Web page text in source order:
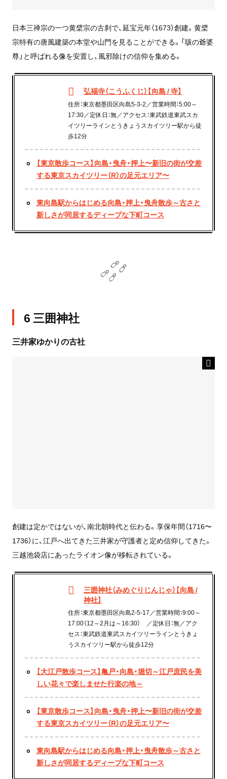
日本三禅宗の一つ黄檗宗の古刹で、延宝元年（1673）創建。黄檗
宗特有の唐風建築の本堂や山門を見ることができる。「咳の爺婆
尊」と呼ばれる像を安置し、風邪除けの信仰を集める。
弘福寺（こうふくじ）【向島 / 寺】
住所：東京都墨田区向島5-3-2／営業時間：5:00～
17:30／定休日：無／アクセス：東武鉄道東武スカ
イツリーラインとうきょうスカイツリー駅から徒
歩12分
【東京散歩コース】向島・曳舟・押上〜新旧の街が交差
する東京スカイツリー（R）の足元エリア〜
東向島駅からはじめる向島・押上・曳舟散歩～古さと
新しさが同居するディープな下町コース
6 三囲神社
三井家ゆかりの古社
創建は定かではないが、南北朝時代と伝わる。享保年間（1716〜
1736）に、江戸へ出てきた三井家が守護者と定め信仰してきた。
三越池袋店にあったライオン像が移転されている。
三囲神社（みめぐりじんじゃ）【向島 /
神社】
住所：東京都墨田区向島2-5-17／営業時間：9:00～
17:00（12～2月は～16:30） ／定休日：無／アク
セス：東武鉄道東武スカイツリーラインとうきょ
うスカイツリー駅から徒歩12分
【大江戸散歩コース】亀戸・向島・堀切～江戸庶民を美
しい花々で楽しませた行楽の地～
【東京散歩コース】向島・曳舟・押上〜新旧の街が交差
する東京スカイツリー（R）の足元エリア〜
東向島駅からはじめる向島・押上・曳舟散歩～古さと
新しさが同居するディープな下町コース